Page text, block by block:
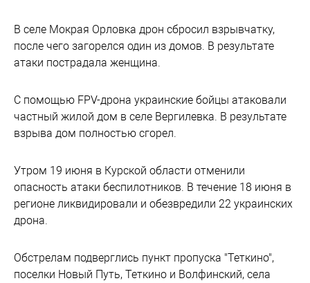
В селе Мокрая Орловка дрон сбросил взрывчатку,
после чего загорелся один из домов. В результате
атаки пострадала женщина.
С помощью FPV-дрона украинские бойцы атаковали
частный жилой дом в селе Вергилевка. В результате
взрыва дом полностью сгорел.
Утром 19 июня в Курской области отменили
опасность атаки беспилотников. В течение 18 июня в
регионе ликвидировали и обезвредили 22 украинских
дрона.
Обстрелам подверглись пункт пропуска "Теткино",
поселки Новый Путь, Теткино и Волфинский, села